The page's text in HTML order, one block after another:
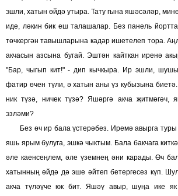
эшли, хатын өйдә утыра. Тату гына яшәсәләр,
иде, ләкин бик еш талашалар. Без панель
төчкергән тавышларына кадәр ишетелеп тора.
акчасын азсына бугай. Эштән кайткан иренә
"Бар, чыгып кит!" - дип кычкыра. Ир эшли,
фатир өчен түли, ә хатын аны үз кубызына
ник түзә, ничек түзә? Яшәргә акча
эзләми?
Без өч ир бала үстерәбез. Иремә авырга туры
яшь ярым булуга, эшкә чыктым. Бала бакчага
әле каенсеңлем, әле үземнең әни карады. Өч
хатынның өйдә дә эше әйтеп бетергесез күп.
акча түләүче юк бит. Яшәү авыр, шуңа ике